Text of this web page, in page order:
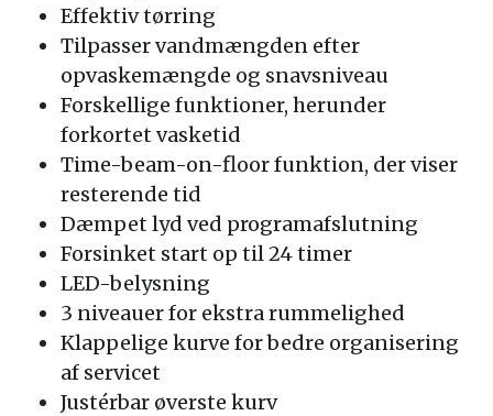
Effektiv tørring
Tilpasser vandmængden efter
opvaskemængde og snavsniveau
Forskellige funktioner, herunder
forkortet vasketid
Time-beam-on-floor funktion, der viser
resterende tid
Dæmpet lyd ved programafslutning
Forsinket start op til 24 timer
LED-belysning
3 niveauer for ekstra rummelighed
Klappelige kurve for bedre organisering
af servicet
Justérbar øverste kurv